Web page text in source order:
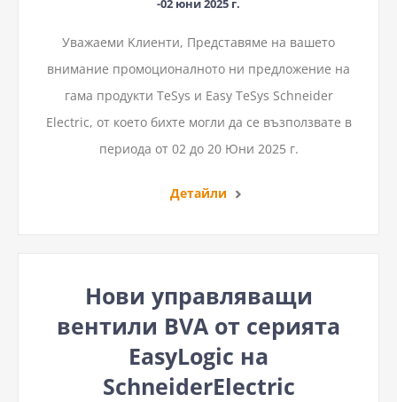
-02 юни 2025 г.
Уважаеми Kлиенти, Представяме на вашето
внимание промоционалното ни предложение на
гама продукти TeSys и Easy TeSys Schneider
Electric, от което бихте могли да се възползвате в
периода от 02 до 20 Юни 2025 г.
Детайли
Нови управляващи
вентили BVA от серията
EasyLogic на
SchneiderElectric